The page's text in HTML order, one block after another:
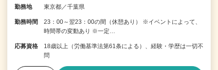
勤務地 東京都／千葉県
勤務時間
23：00～翌23：00の間（休憩あり） ※イベントによって、
時間帯の変動あり ※一定…
応募資格
18歳以上（労働基準法第61条による）、経験・学歴は一切不
問